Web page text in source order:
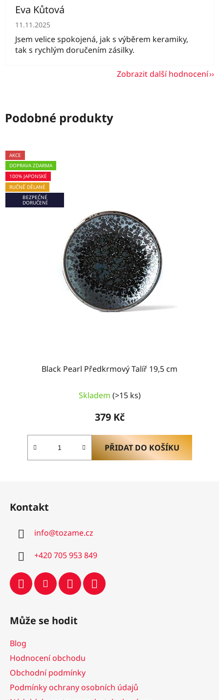
Eva Kůtová
Hodnocení obchodu je 5 z 5 hvězdiček.
11.11.2025
Jsem velice spokojená, jak s výběrem keramiky,
tak s rychlým doručením zásilky.
Zobrazit další hodnocení
Podobné produkty
AKCE
DOPRAVA ZDARMA
100% JAPONSKÉ
RUČNĚ DĚLANÉ
BEZPEČNÉ
DORUČENÍ
Black Pearl Předkrmový Talíř 19,5 cm
Skladem (>15 ks)
379 Kč
PŘIDAT DO KOŠÍKU
Kontakt
info@tozame.cz
+420 705 953 849
Může se hodit
Blog
Hodnocení obchodu
Obchodní podmínky
Podmínky ochrany osobních údajů